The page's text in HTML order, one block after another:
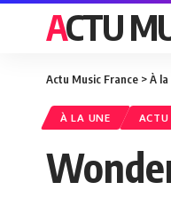
ACTU
Actu Music France >À la
À LA UNE